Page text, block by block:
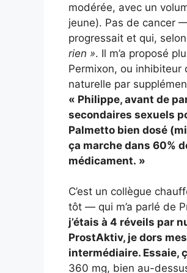
modérée, avec un
jeune). Pas de cancer
progressait et qui, selon
rien ». Il m’a proposé
Permixon, ou
naturelle par
« Philippe, avant de
secondaires sexuels
Palmetto bien dosé
ça marche dans 60%
médicament. »
C’est un collègue
tôt — qui m’a parlé de
j’étais à 4 réveils par
ProstAktiv, je dors
intermédiaire. Essaie,
360 mg, bien au-